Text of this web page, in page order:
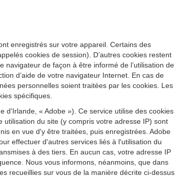
enregistrés sur votre appareil. Certains des
cookies de session). D’autres cookies restent
de façon à être informé de l’utilisation de
d’aide de votre navigateur Internet. En cas de
personnelles soient traitées par les cookies. Les
spécifiques.
d'Irlande, « Adobe »). Ce service utilise des cookies
du site (y compris votre adresse IP) sont
en vue d'y être traitées, puis enregistrées. Adobe
effectuer d'autres services liés à l'utilisation du
à des tiers. En aucun cas, votre adresse IP
Nous vous informons, néanmoins, que dans
recueillies sur vous de la manière décrite ci-dessus